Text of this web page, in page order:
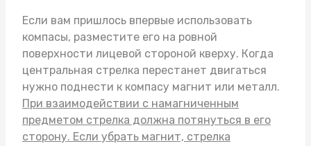
Если вам пришлось впервые использовать
компасы, разместите его на ровной
поверхности лицевой стороной кверху. Когда
центральная стрелка перестанет двигаться
нужно поднести к компасу магнит или металл.
При взаимодействии с намагниченным
предметом стрелка должна потянуться в его
сторону. Если убрать магнит, стрелка